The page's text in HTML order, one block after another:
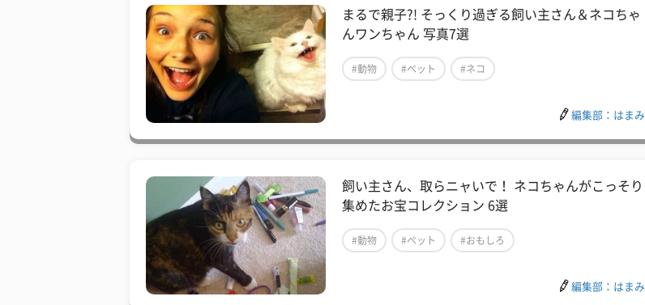
まるで親子?! そっくり過ぎる飼い主さん＆ネコちゃ
んワンちゃん 写真7選
#動物 #ペット #ネコ
編集部：はまみ
飼い主さん、取らニャいで！ ネコちゃんがこっそり
集めたお宝コレクション 6選
#動物 #ペット #おもしろ
編集部：はまみ